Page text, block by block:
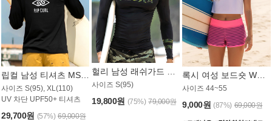
사이즈 S(95), XL(110)
UV 차단 UPF50+ 티셔츠
29,700원 (57%) 69,000원
사이즈 S(95)
19,800원 (75%) 79,000원
사이즈 44~55
9,000원 (87%) 69,000원